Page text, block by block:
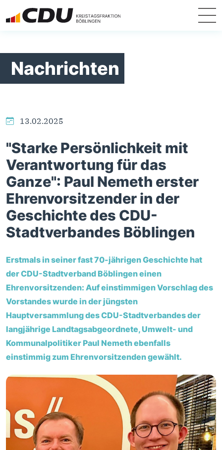
Nachrichten
13.02.2025
"Starke Persönlichkeit mit
Verantwortung für das
Ganze": Paul Nemeth erster
Ehrenvorsitzender in der
Geschichte des CDU-
Stadtverbandes Böblingen
Erstmals in seiner fast 70-jährigen Geschichte hat
der CDU-Stadtverband Böblingen einen
Ehrenvorsitzenden: Auf einstimmigen Vorschlag des
Vorstandes wurde in der jüngsten
Hauptversammlung des CDU-Stadtverbandes der
langjährige Landtagsabgeordnete, Umwelt- und
Kommunalpolitiker Paul Nemeth ebenfalls
einstimmig zum Ehrenvorsitzenden gewählt.